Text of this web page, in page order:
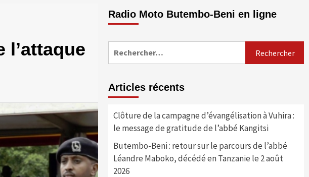
Radio Moto Butembo-Beni en ligne
Articles récents
Clôture de la campagne d’évangélisation à Vuhira :
le message de gratitude de l’abbé Kangitsi
Butembo-Beni : retour sur le parcours de l’abbé
Léandre Maboko, décédé en Tanzanie le 2 août
2026